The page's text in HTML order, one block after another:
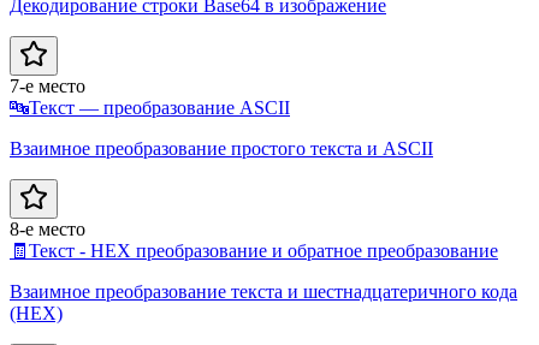
Декодирование строки Base64 в изображение
7-е место
🔤Текст — преобразование ASCII
Взаимное преобразование простого текста и ASCII
8-е место
🧾 Текст - HEX преобразование и обратное преобразование
Взаимное преобразование текста и шестнадцатеричного кода
(HEX)